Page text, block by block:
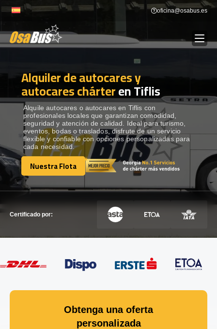
to
oficina@osabus.es
ALQUILER DE AUTOCARES
DESTINOS Show dropdown
RECORRIDAS Show dropdown
FLOTA
Alquiler de autocares y
autocares chárteren Tiflis
Alquile autocares o autocares en Tiflis con
profesionales locales que garantizan comodidad,
seguridad y atención de calidad. Ideal para turismo,
eventos, bodas o traslados, disfrute de un servicio
flexible y confiable con opciones personalizadas para
cada necesidad.
Nuestra Flota
Nuestra Flota
Certificado por:
Obtenga una oferta
personalizada